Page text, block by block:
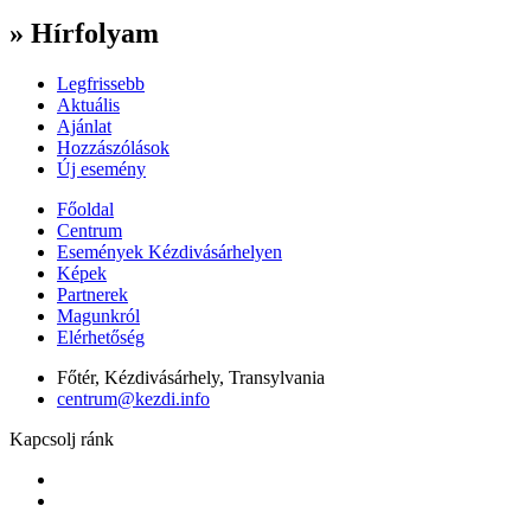
» Hírfolyam
Legfrissebb
Aktuális
Ajánlat
Hozzászólások
Új esemény
Főoldal
Centrum
Események Kézdivásárhelyen
Képek
Partnerek
Magunkról
Elérhetőség
Főtér, Kézdivásárhely, Transylvania
centrum@kezdi.info
Kapcsolj ránk